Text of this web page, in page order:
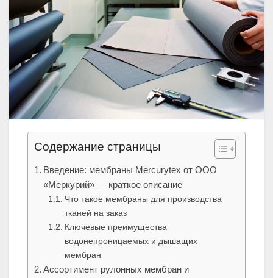
Содержание страницы
Введение: мембраны Mercurytex от ООО
«Меркурий» — краткое описание
Что такое мембраны для производства
тканей на заказ
Ключевые преимущества
водонепроницаемых и дышащих
мембран
Ассортимент рулонных мембран и